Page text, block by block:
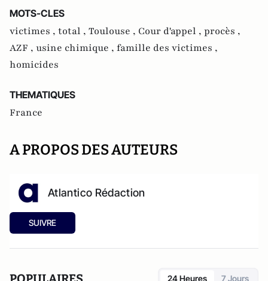
MOTS-CLES
victimes , total , Toulouse , Cour d'appel , procès ,
AZF , usine chimique , famille des victimes ,
homicides
THEMATIQUES
France
A PROPOS DES AUTEURS
Atlantico Rédaction
SUIVRE
24 Heures 7 Jours